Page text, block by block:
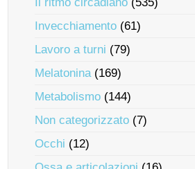
Invecchiamento (61)
Lavoro a turni (79)
Melatonina(169)
Metabolismo (144)
Non categorizzato (7)
Occhi (12)